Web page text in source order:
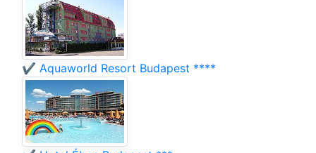
✔️ Aquaworld Resort Budapest ****